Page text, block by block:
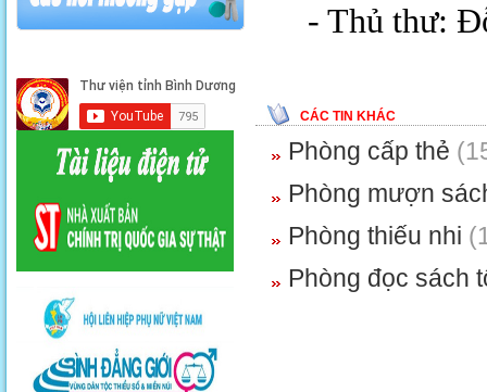
- Thủ thư:
CÁC TIN KHÁC
Phòng cấp thẻ
Phòng mượn
Phòng thiếu nhi
Phòng đọc sách